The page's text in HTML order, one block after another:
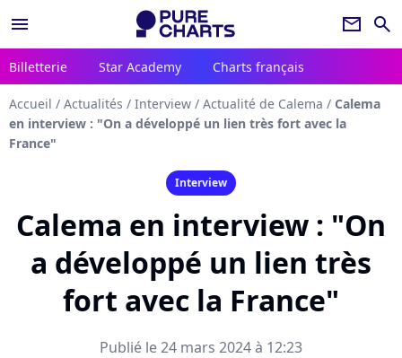
menu newsletter search
Billetterie Star Academy Charts français
Accueil / Actualités / Interview / Actualité de Calema / Calema
en interview : "On a développé un lien très fort avec la
France"
Interview
Calema en interview : "On
a développé un lien très
fort avec la France"
Publié le 24 mars 2024 à 12:23